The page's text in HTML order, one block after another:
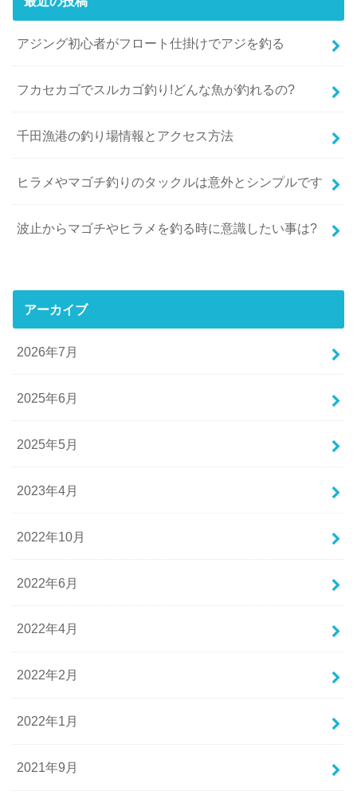
アジング初心者がフロート仕掛けでアジを釣る
フカセカゴでスルカゴ釣り!どんな魚が釣れるの?
千田漁港の釣り場情報とアクセス方法
ヒラメやマゴチ釣りのタックルは意外とシンプルです
波止からマゴチやヒラメを釣る時に意識したい事は?
アーカイブ
2026年7月
2025年6月
2025年5月
2023年4月
2022年10月
2022年6月
2022年4月
2022年2月
2022年1月
2021年9月